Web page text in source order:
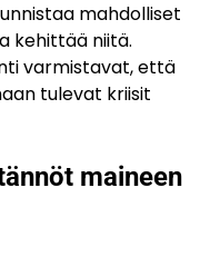
mahdolliset
kehittää niitä.
varmistavat, että
tulevat kriisit
maineen